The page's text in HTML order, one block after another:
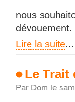
nous
dévouement.
Lire la suite...
Le Trait
Par Dom le